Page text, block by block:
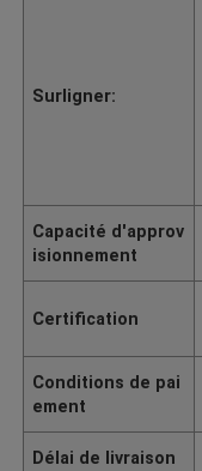
Surligner:
Capacité d'approv
isionnement
Certification
Conditions de pai
ement
Délai de livraison